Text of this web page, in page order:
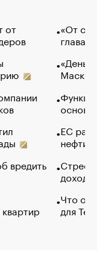
от
вредить
«От
глава
Маск в
основ
ЕС
нефти
Что
для